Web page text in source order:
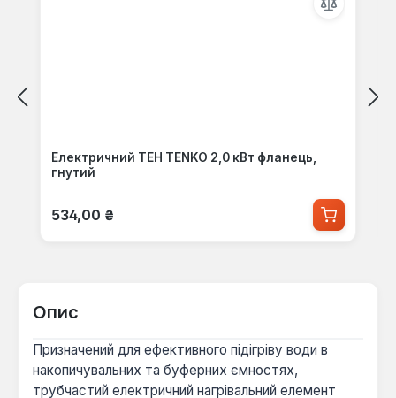
Електричний ТЕН TENKO 2,0 кВт фланець,
гнутий
Звичайна ціна:
534,00 ₴
Опис
Призначений для ефективного підігріву води в
накопичувальних та буферних ємностях,
трубчастий електричний нагрівальний елемент